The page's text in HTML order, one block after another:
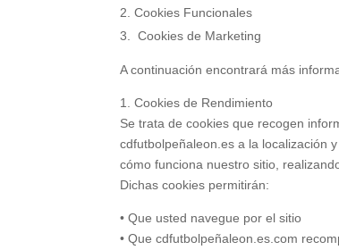
Cookies Funcionales
Cookies de Marketing
A continuación encontrará más
1. Cookies de Rendimiento
Se trata de cookies que recogen
cdfutbolpeñaleon.es a la localización
cómo funciona nuestro sitio,
Dichas cookies permitirán:
• Que usted navegue por el sitio
• Que cdfutbolpeñaleon.es.com